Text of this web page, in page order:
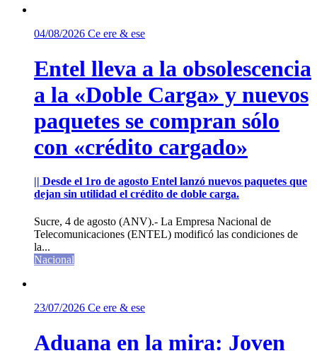
04/08/2026 Ce ere & ese
Entel lleva a la obsolescencia
a la «Doble Carga» y nuevos
paquetes se compran sólo
con «crédito cargado»
|| Desde el 1ro de agosto Entel lanzó nuevos paquetes que
dejan sin utilidad el crédito de doble carga.
Sucre, 4 de agosto (ANV).- La Empresa Nacional de
Telecomunicaciones (ENTEL) modificó las condiciones de
la...
Nacional
23/07/2026 Ce ere & ese
Aduana en la mira: Joven